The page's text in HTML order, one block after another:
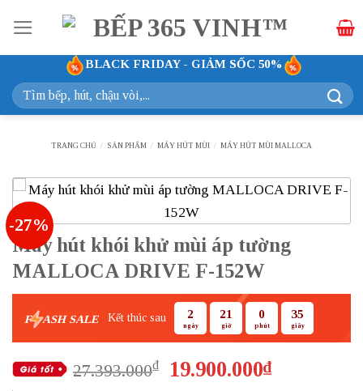
qua
nội
dung
BLACK FRIDAY - GIẢM SỐC 50%
Tìm
kiếm:
TRANG CHỦ / SẢN PHẨM / MÁY HÚT MÙI / MÁY HÚT MÙI MALLOCA
-27%
Máy hút khói khử mùi áp tường
MALLOCA DRIVE F-152W
F ASH SALE Kết thúc sau 2
ngày
21
giờ
0
phút
34
giây
27.393.000₫
Giá
19.900.000₫Giá